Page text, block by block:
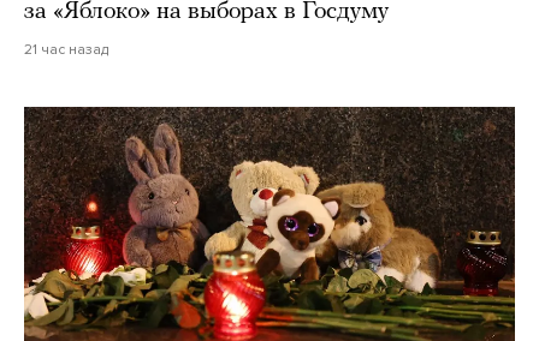
за «Яблоко» на выборах в Госдуму
21 час назад